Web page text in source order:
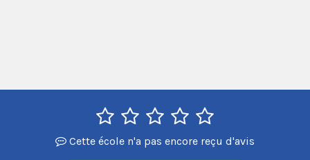
Cette école n'a pas encore reçu d'avis